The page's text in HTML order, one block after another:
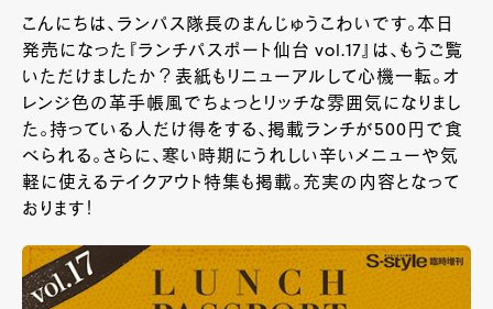
こんにちは、ランパス隊長のまんじゅうこわいです。本日
発売になった『ランチパスポート仙台 vol.17』は、もうご覧
いただけましたか？表紙もリニューアルして心機一転。オ
レンジ色の革手帳風でちょっとリッチな雰囲気になりまし
た。持っている人だけ得をする、掲載ランチが500円で食
べられる。さらに、寒い時期にうれしい辛いメニューや気
軽に使えるテイクアウト特集も掲載。充実の内容となって
おります！